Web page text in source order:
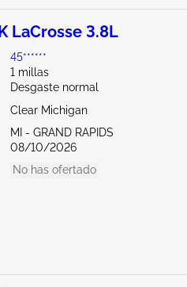
LaCrosse 3.8L
45******
1 millas
Desgaste normal
Clear Michigan
MI - GRAND RAPIDS
08/10/2026
No has ofertado